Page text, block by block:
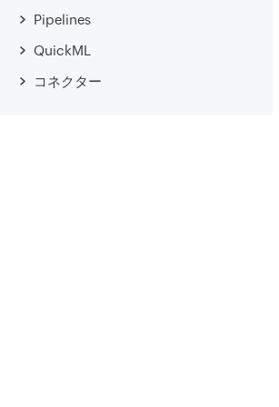
Pipelines
QuickML
コネクター